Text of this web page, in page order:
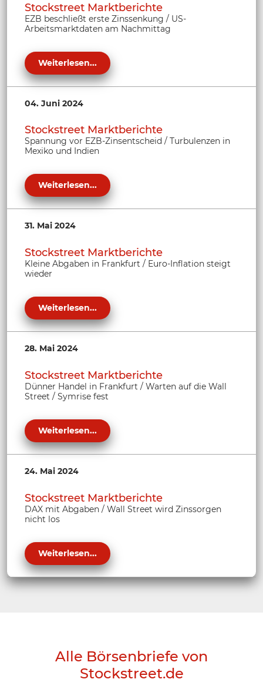
Stockstreet Marktberichte
EZB beschließt erste Zinssenkung / US-
Arbeitsmarktdaten am Nachmittag
Weiterlesen...
04. Juni 2024
Stockstreet Marktberichte
Spannung vor EZB-Zinsentscheid / Turbulenzen in
Mexiko und Indien
Weiterlesen...
31. Mai 2024
Stockstreet Marktberichte
Kleine Abgaben in Frankfurt / Euro-Inflation steigt
wieder
Weiterlesen...
28. Mai 2024
Stockstreet Marktberichte
Dünner Handel in Frankfurt / Warten auf die Wall
Street / Symrise fest
Weiterlesen...
24. Mai 2024
Stockstreet Marktberichte
DAX mit Abgaben / Wall Street wird Zinssorgen
nicht los
Weiterlesen...
Alle Börsenbriefe von
Stockstreet.de